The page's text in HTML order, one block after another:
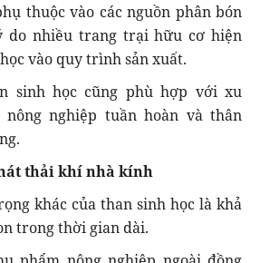
thuộc vào các nguồn phân bón
do nhiều trang trại hữu cơ hiện
vào quy trình sản xuất.
sinh học cũng phù hợp với xu
nghiệp tuần hoàn và thân
thải khí nhà kính
khác của than sinh học là khả
trong thời gian dài.